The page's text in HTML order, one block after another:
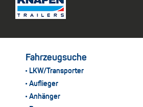
Fahrzeugsuche
LKW/Transporter
Auflieger
Anhänger